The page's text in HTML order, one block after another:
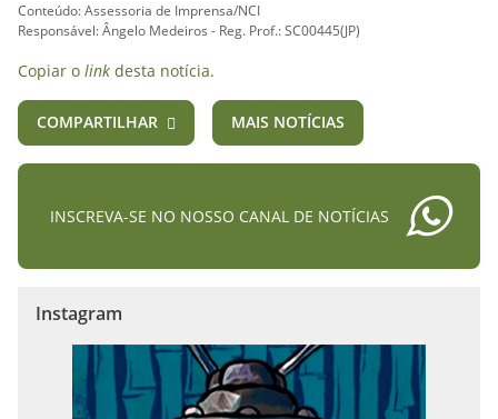
Conteúdo: Assessoria de Imprensa/NCI
Responsável: Ângelo Medeiros - Reg. Prof.: SC00445(JP)
Copiar o link desta notícia.
COMPARTILHAR MAIS NOTÍCIAS
INSCREVA-SE NO NOSSO CANAL DE NOTÍCIAS
Instagram